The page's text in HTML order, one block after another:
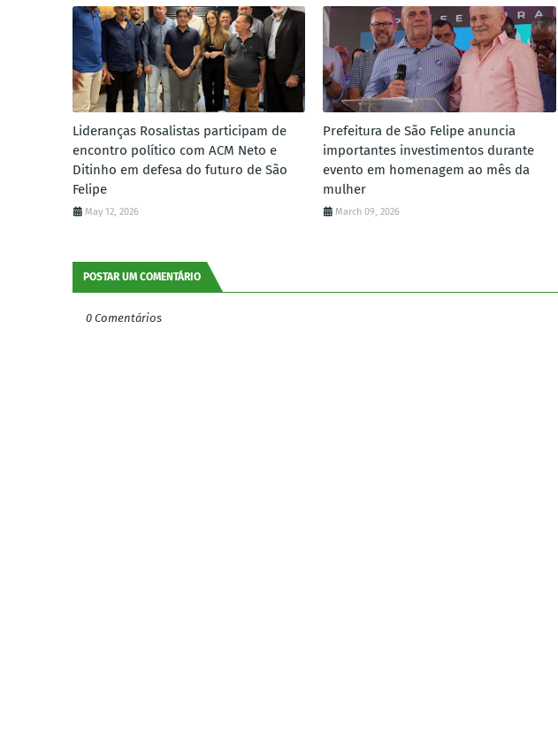
Lideranças Rosalistas participam de
encontro político com ACM Neto e
Ditinho em defesa do futuro de São
Felipe
May 12, 2026
Prefeitura de São Felipe anuncia
importantes investimentos durante
evento em homenagem ao mês da
mulher
March 09, 2026
POSTAR UM COMENTÁRIO
0 Comentários